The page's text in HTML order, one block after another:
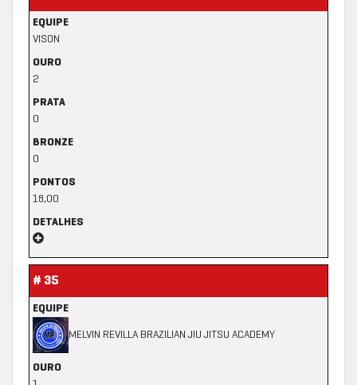
EQUIPE
VISON
OURO
2
PRATA
0
BRONZE
0
PONTOS
18,00
DETALHES
# 35
EQUIPE
MELVIN REVILLA BRAZILIAN JIU JITSU ACADEMY
OURO